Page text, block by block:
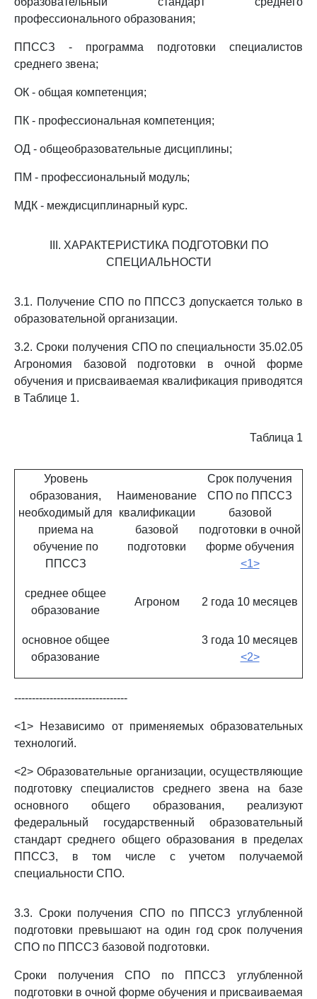
профессионального образования;
ППССЗ - программа подготовки специалистов
среднего звена;
ОК - общая компетенция;
ПК - профессиональная компетенция;
ОД - общеобразовательные дисциплины;
ПМ - профессиональный модуль;
МДК - междисциплинарный курс.
III. ХАРАКТЕРИСТИКА ПОДГОТОВКИ ПО
СПЕЦИАЛЬНОСТИ
3.1. Получение СПО по ППССЗ допускается только в
образовательной организации.
3.2. Сроки получения СПО по специальности 35.02.05
Агрономия базовой подготовки в очной форме
обучения и присваиваемая квалификация приводятся
в Таблице 1.
Таблица 1
Уровень
образования,
необходимый для
приема на
обучение по
ППССЗ
Наименование
квалификации
базовой
подготовки
Срок получения
СПО по ППССЗ
базовой
подготовки в очной
форме обучения
<1>
среднее общее
образование
Агроном 2 года 10 месяцев
основное общее
образование
3 года 10 месяцев
<2>
--------------------------------
<1> Независимо от применяемых образовательных
технологий.
<2> Образовательные организации, осуществляющие
подготовку специалистов среднего звена на базе
основного общего образования, реализуют
федеральный государственный образовательный
стандарт среднего общего образования в пределах
ППССЗ, в том числе с учетом получаемой
специальности СПО.
3.3. Сроки получения СПО по ППССЗ углубленной
подготовки превышают на один год срок получения
СПО по ППССЗ базовой подготовки.
Сроки получения СПО по ППССЗ углубленной
подготовки в очной форме обучения и присваиваемая